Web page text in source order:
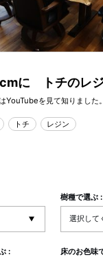
に トチのレ
YouTubeを見て知りました
トチ レジン
樹種で選ぶ :
: 床のお色味